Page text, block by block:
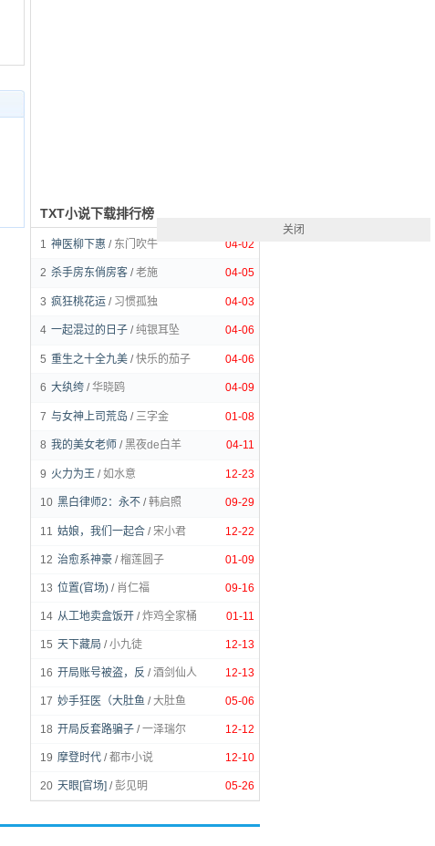
TXT小说下载排行榜
04-02
1 神医柳下惠 / 东门吹牛
04-05
2 杀手房东俏房客 /老施
04-03
3 疯狂桃花运 / 习惯孤独
04-06
4 一起混过的日子 /纯银耳坠
04-06
5 重生之十全九美 /快乐的茄子
04-09
6 大纨绔 /华晓鸥
01-08
7 与女神上司荒岛 /三字金
04-11
8 我的美女老师 /黑夜de白羊
12-23
9 火力为王 /如水意
09-29
10 黑白律师2：永不 /韩启照
12-22
11 姑娘，我们一起合 /宋小君
01-09
12 治愈系神豪 /榴莲圆子
09-16
13 位置(官场) / 肖仁福
01-11
14 从工地卖盒饭开 /炸鸡全家桶
12-13
15 天下藏局 /小九徒
12-13
16 开局账号被盗，反 /酒剑仙人
05-06
17 妙手狂医（大肚鱼 /大肚鱼
12-12
18 开局反套路骗子 /一泽瑞尔
12-10
19 摩登时代 /都市小说
05-26
20 天眼[官场] / 彭见明
关闭